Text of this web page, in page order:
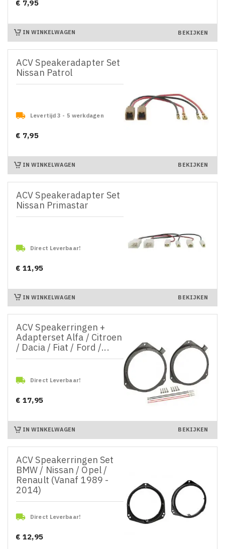
Prijs
€ 7,95
IN WINKELWAGEN BEKIJKEN
ACV Speakeradapter Set
Nissan Patrol
 Levertijd 3 - 5 werkdagen
Prijs
€ 7,95
IN WINKELWAGEN BEKIJKEN
ACV Speakeradapter Set
Nissan Primastar
 Direct Leverbaar!
Prijs
€ 11,95
IN WINKELWAGEN BEKIJKEN
ACV Speakerringen +
Adapterset Alfa / Citroen
/ Dacia / Fiat / Ford /...
 Direct Leverbaar!
Prijs
€ 17,95
IN WINKELWAGEN BEKIJKEN
ACV Speakerringen Set
BMW / Nissan / Opel /
Renault (Vanaf 1989 -
2014)
 Direct Leverbaar!
Prijs
€ 12,95